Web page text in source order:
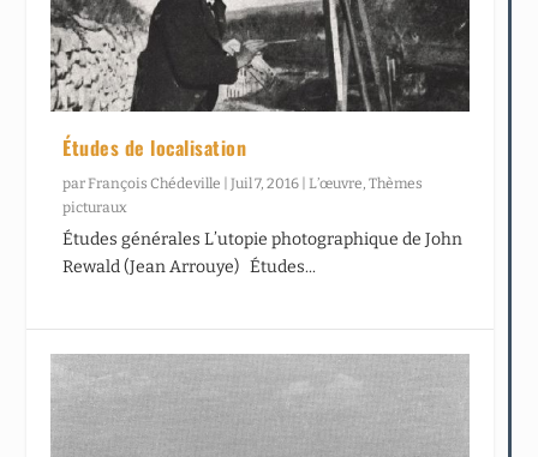
Études de localisation
par François Chédeville |Juil 7, 2016 L’œuvre ,Thèmes
picturaux
Études générales L’utopie photographique de John
Rewald (Jean Arrouye) Études...